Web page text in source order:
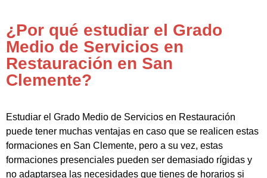
¿Por qué estudiar el Grado
Medio de Servicios en
Restauración en San
Clemente?
Estudiar el Grado Medio de Servicios en Restauración
puede tener muchas ventajas en caso que se realicen estas
formaciones en San Clemente, pero a su vez, estas
formaciones presenciales pueden ser demasiado rígidas y
no adaptarsea las necesidades que tienes de horarios si